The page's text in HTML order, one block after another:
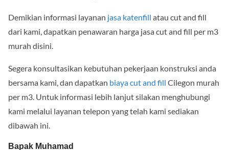
Demikian informasi layanan jasa katenfill atau cut and fill
dari kami, dapatkan penawaran harga jasa cut and fill per m3
murah disini.
Segera konsultasikan kebutuhan pekerjaan konstruksi anda
bersama kami, dan dapatkan biaya cut and fill Cilegon murah
per m3. Untuk informasi lebih lanjut silakan menghubungi
kami melalui layanan telepon yang telah kami sediakan
dibawah ini.
Bapak Muhamad